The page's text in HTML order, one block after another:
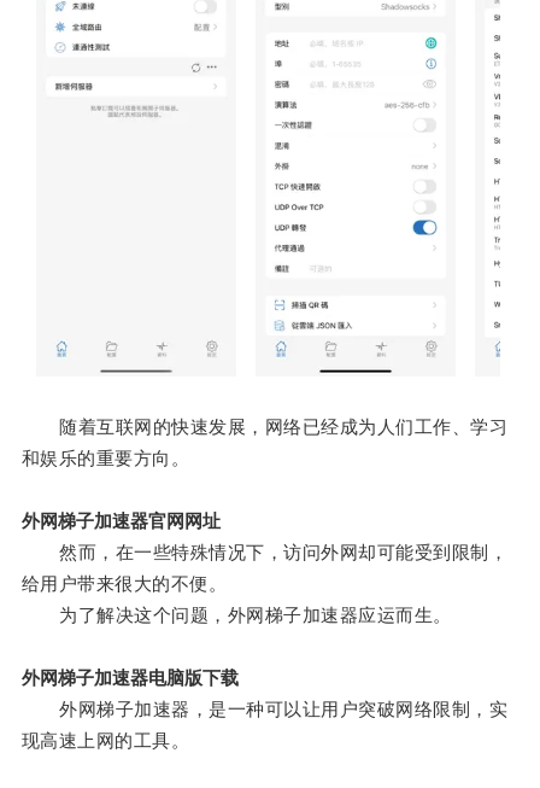
随着互联网的快速发展，网络已经成为人们工作、学习
和娱乐的重要方向。
外网梯子加速器官网网址
然而，在一些特殊情况下，访问外网却可能受到限制，
给用户带来很大的不便。
为了解决这个问题，外网梯子加速器应运而生。
外网梯子加速器电脑版下载
外网梯子加速器，是一种可以让用户突破网络限制，实
现高速上网的工具。